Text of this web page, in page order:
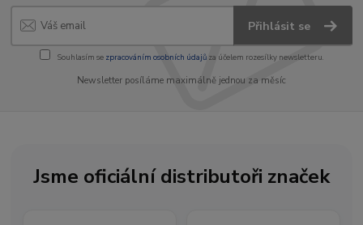
Přihlásit se
Souhlasím se zpracováním osobních údajůza účelem rozesílky newsletteru.
Newsletter posíláme maximálně jednou za měsíc
Jsme oficiální distributoři značek